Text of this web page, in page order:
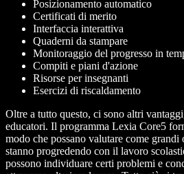
Posizionamento automatico
Certificati di merito
Interfaccia interattiva
Quaderni da stampare
Monitoraggio del progresso in
Compiti e piani d'azione
Risorse per insegnanti
Esercizi di riscaldamento
Oltre a tutto questo, ci sono altri
educatori. Il programma Lexia Core5
modo che possano valutare come
stanno progredendo con il lavoro
possono individuare certi problemi e